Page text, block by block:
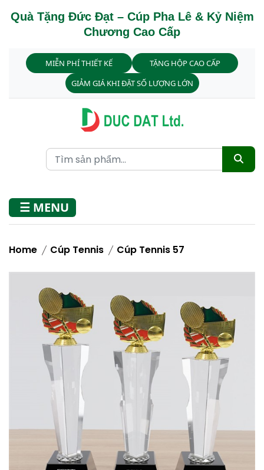
Quà Tặng Đức Đạt – Cúp Pha Lê & Kỷ Niệm
Chương Cao Cấp
MIỄN PHÍ THIẾT KẾ
TẶNG HỘP CAO CẤP
GIẢM GIÁ KHI ĐẶT SỐ LƯỢNG LỚN
☰ MENU
Home Cúp Tennis Cúp Tennis 57